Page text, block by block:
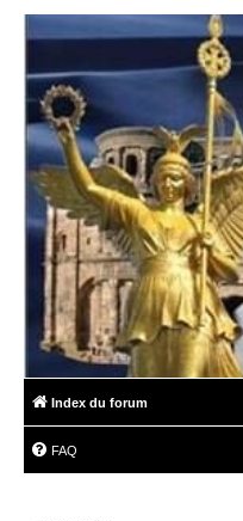
Index du forum
FAQ